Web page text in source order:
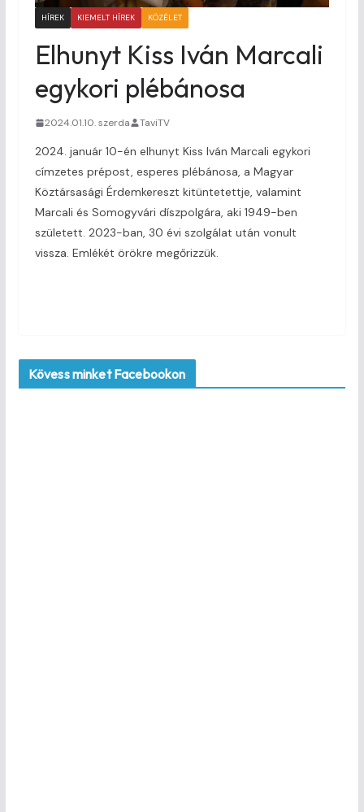
HÍREK KIEMELT HÍREK KÖZÉLET
Elhunyt Kiss Iván Marcali
egykori plébánosa
2024.01.10. szerda TaviTV
2024. január 10-én elhunyt Kiss Iván Marcali egykori
címzetes prépost, esperes plébánosa, a Magyar
Köztársasági Érdemkereszt kitüntetettje, valamint
Marcali és Somogyvári díszpolgára, aki 1949-ben
született. 2023-ban, 30 évi szolgálat után vonult
vissza. Emlékét örökre megőrizzük.
Kövess minket Facebookon